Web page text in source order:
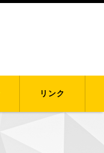
リンク